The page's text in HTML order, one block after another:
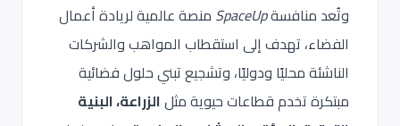
وتُعد منافسةSpaceUp منصة عالمية لريادة أعمال
الفضاء، تهدف إلى استقطاب المواهب والشركات
الناشئة محليًا ودوليًا، وتشجيع تبني حلول فضائية
مبتكرة تخدم قطاعات حيوية مثلالزراعة، البنية